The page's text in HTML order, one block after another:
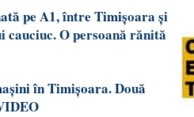
pe A1, între Timișoara și
cauciuc. O persoană rănită
în Timișoara. Două